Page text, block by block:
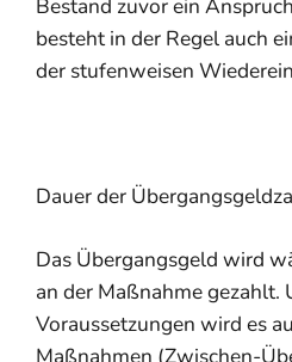
Bestand zuvor ein
besteht in der Regel auch
der stufenweisen
Dauer der
Das Übergangsgeld wird
an der Maßnahme gezahlt.
Voraussetzungen wird es
Maßnahmen (Zwischen-